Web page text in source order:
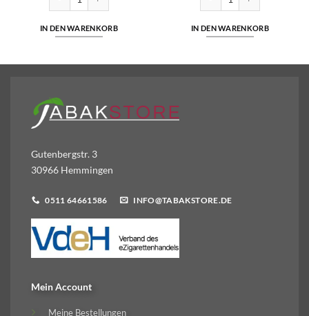
IN DEN WARENKORB IN DEN WARENKORB
Gutenbergstr. 3
30966 Hemmingen
0511 64661586 INFO@TABAKSTORE.DE
Mein Account
Meine Bestellungen